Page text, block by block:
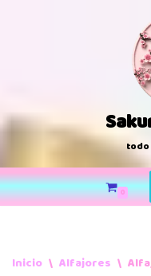
0
Inicio \ Alfajores \